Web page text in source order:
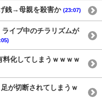
銭→母親を殺害か (23:07)
ライブ中のチラリズムが
料化してしまうｗｗｗｗ
が切断されてしまうｗ